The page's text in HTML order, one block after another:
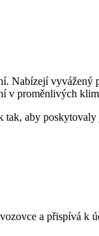
Nabízejí vyvážený
v proměnlivých
tak, aby
a přispívá k